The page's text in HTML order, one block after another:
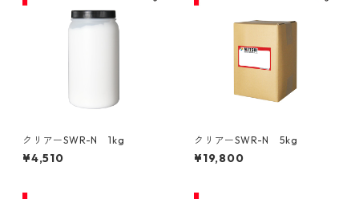
クリアーSWR-N 1kg
¥4,510
クリアーSWR-N 5kg
¥19,800